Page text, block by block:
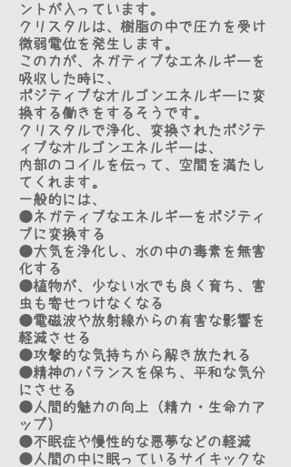
ントが入っています。
クリスタルは、樹脂の中で圧力を受け
微弱電位を発生します。
この力が、ネガティブなエネルギーを
吸収した時に、
ポジティブなオルゴンエネルギーに変
換する働きをするそうです。
クリスタルで浄化、変換されたポジテ
ィブなオルゴンエネルギーは、
内部のコイルを伝って、空間を満たし
てくれます。
一般的には、
●ネガティブなエネルギーをポジティ
ブに変換する
●大気を浄化し、水の中の毒素を無害
化する
●植物が、少ない水でも良く育ち、害
虫も寄せつけなくなる
●電磁波や放射線からの有害な影響を
軽減させる
●攻撃的な気持ちから解き放たれる
●精神のバランスを保ち、平和な気分
にさせる
●人間的魅力の向上（精力・生命力ア
ップ）
●不眠症や慢性的な悪夢などの軽減
●人間の中に眠っているサイキックな